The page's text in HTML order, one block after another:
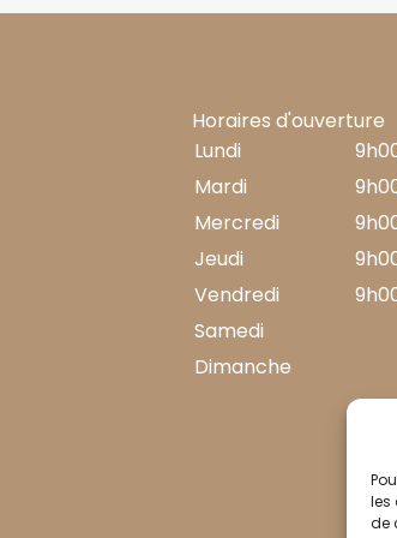
les
de
Horaires d'ouverture
Lundi
Mardi
Mercredi
Jeudi
Vendredi
Samedi
Dimanche